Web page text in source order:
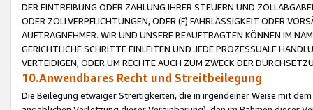
DER EINTREIBUNG ODER ZAHLUNG IHRER STEUERN UND
ODER ZOLLVERPFLICHTUNGEN, ODER (F) FAHRLÄSSIGKEIT ODER
AUFTRAGNEHMER. WIR UND UNSERE BEAUFTRAGTEN KÖNNEN IM
GERICHTLICHE SCHRITTE EINLEITEN UND JEDE PROZESSUALE
VERTEIDIGEN, ODER UM RECHTE AUCH ZUM ZWECK DER
10.Anwendbares Recht und Streitbeilegung
Die Beilegung etwaiger Streitigkeiten, die in irgendeiner Weise mit